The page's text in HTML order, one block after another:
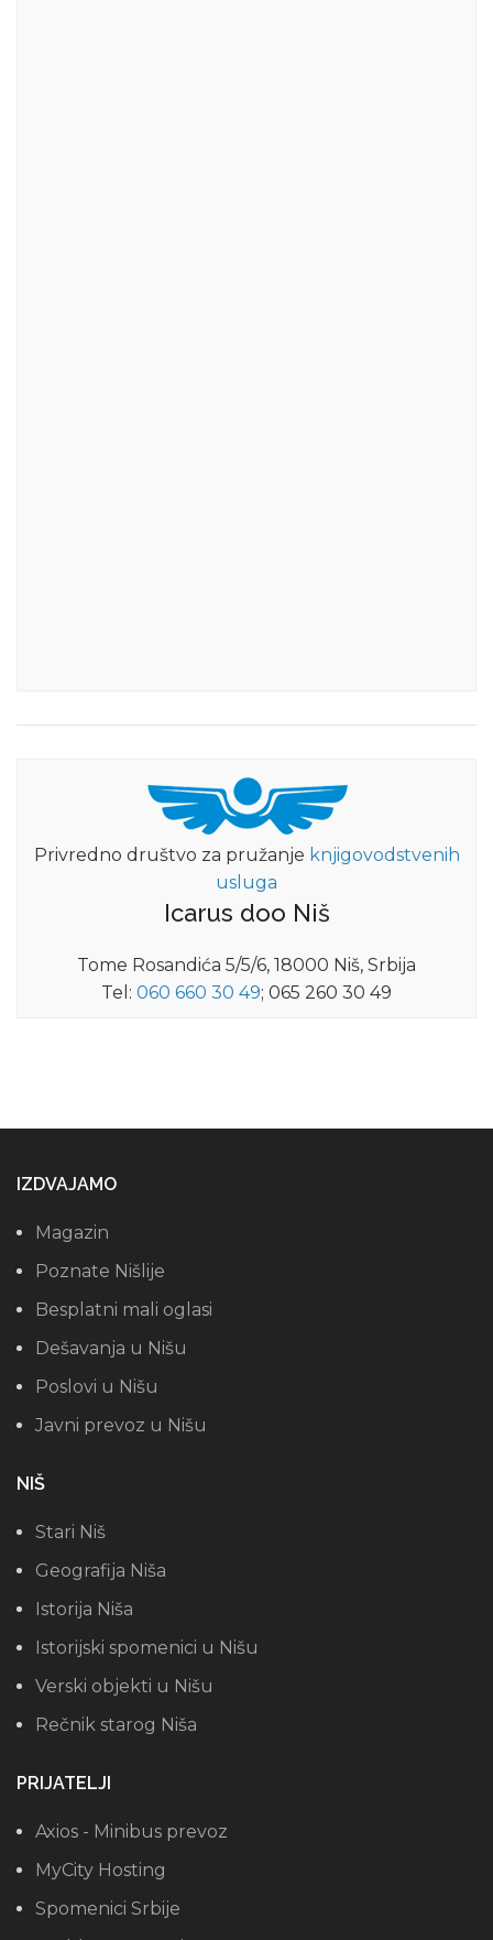
Privredno društvo za pružanje knjigovodstvenih
usluga
Icarus doo Niš
Tome Rosandića 5/5/6, 18000 Niš, Srbija
Tel: 060 660 30 49; 065 260 30 49
IZDVAJAMO
Magazin
Poznate Nišlije
Besplatni mali oglasi
Dešavanja u Nišu
Poslovi u Nišu
Javni prevoz u Nišu
NIŠ
Stari Niš
Geografija Niša
Istorija Niša
Istorijski spomenici u Nišu
Verski objekti u Nišu
Rečnik starog Niša
PRIJATELJI
Axios - Minibus prevoz
MyCity Hosting
Spomenici Srbije